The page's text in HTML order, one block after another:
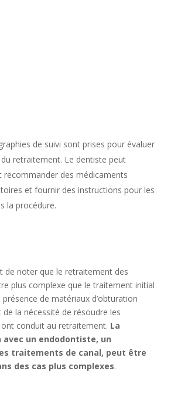
de suivi sont prises pour évaluer
du retraitement. Le dentiste peut
recommander des médicaments
et fournir des instructions pour les
la procédure.
de noter que le retraitement des
plus complexe que le traitement initial
de matériaux d’obturation
la nécessité de résoudre les
conduit au retraitement. La
un endodontiste, un
traitements de canal, peut être
des cas plus complexes.